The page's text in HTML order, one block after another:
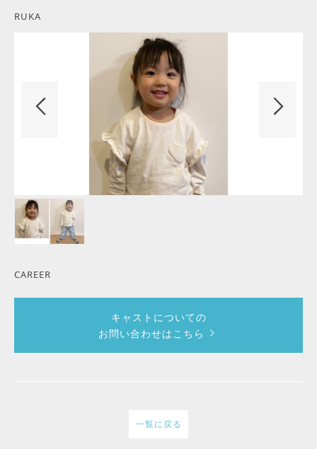
RUKA
CAREER
キャストについての
お問い合わせはこちら
一覧に戻る